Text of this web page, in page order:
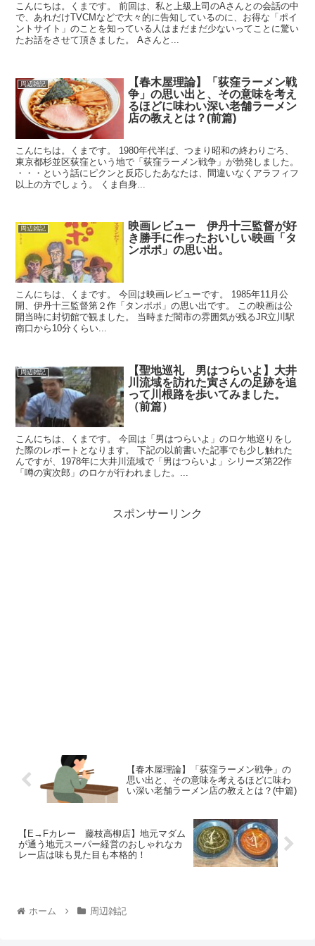
こんにちは。くまです。 前回は、私と上級上司のAさんとの会話の中
で、あれだけTVCMなどで大々的に告知しているのに、お得な「ポイ
ントサイト」のことを知っている人はまだまだ少ないってことに驚い
たお話をさせて頂きました。 Aさんと...
周辺雑記
【春木屋理論】「荻窪ラーメン戦
争」の思い出と、その意味を考え
るほどに味わい深い老舗ラーメン
店の教えとは？(前篇)
こんにちは。くまです。 1980年代半ば、つまり昭和の終わりごろ、
東京都杉並区荻窪という地で「荻窪ラーメン戦争」が勃発しました。
・・・という話にピクンと反応したあなたは、間違いなくアラフィフ
以上の方でしょう。 くま自身...
周辺雑記
映画レビュー 伊丹十三監督が好
き勝手に作ったおいしい映画「タ
ンポポ」の思い出。
こんにちは、くまです。 今回は映画レビューです。 1985年11月公
開、伊丹十三監督第２作「タンポポ」の思い出です。 この映画は公
開当時に封切館で観ました。 当時まだ闇市の雰囲気が残るJR立川駅
南口から10分くらい...
周辺雑記
【聖地巡礼 男はつらいよ】大井
川流域を訪れた寅さんの足跡を追
って川根路を歩いてみました。
（前篇）
こんにちは、くまです。 今回は「男はつらいよ」のロケ地巡りをし
た際のレポートとなります。 下記の以前書いた記事でも少し触れた
んですが、1978年に大井川流域で「男はつらいよ」シリーズ第22作
「噂の寅次郎」のロケが行われました。...
スポンサーリンク
【春木屋理論】「荻窪ラーメン戦争」の
思い出と、その意味を考えるほどに味わ
い深い老舗ラーメン店の教えとは？(中篇)
【E→Fカレー 藤枝高柳店】地元マダム
が通う地元スーパー経営のおしゃれなカ
レー店は味も見た目も本格的！
ホーム 周辺雑記